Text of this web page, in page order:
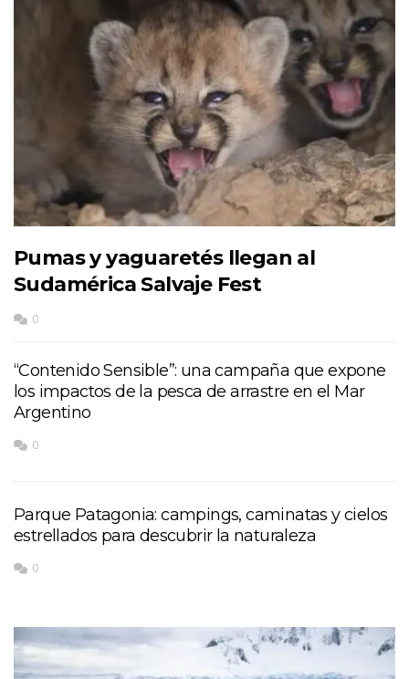
Pumas y yaguaretés llegan al
Sudamérica Salvaje Fest
0
“Contenido Sensible”: una campaña que expone
los impactos de la pesca de arrastre en el Mar
Argentino
0
Parque Patagonia: campings, caminatas y cielos
estrellados para descubrir la naturaleza
0